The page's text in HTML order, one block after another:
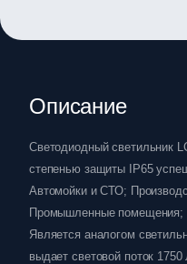
Описание
Светодиодный светильник
степенью защиты IP65
Автомойки и СТО;
Промышленные помещения;
Является аналогом
выдает световой поток